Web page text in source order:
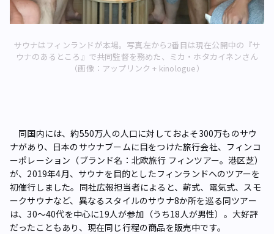
サウナはフィンランドが本場。写真左から2番目は現在公開中の『サ
ウナのあるところ』で共同監督を務めた、ミカ・ホタカイネンさん
（画像：アップリンク + kinologue）
同国内には、約550万人の人口に対しておよそ300万ものサウ
ナがあり、日本のサウナブームに目をつけた旅行会社、フィンコ
ーポレーション（ブランド名：北欧旅行 フィンツアー。港区芝）
が、2019年4月、サウナを目的としたフィンランドへのツアーを
初催行しました。同社広報担当者によると、薪式、電気式、スモ
ークサウナなど、異なるスタイルのサウナ8か所を巡る同ツアー
は、30〜40代を中心に19人が参加（うち18人が男性）。大好評
だったこともあり、現在同じ行程の商品を販売中です。